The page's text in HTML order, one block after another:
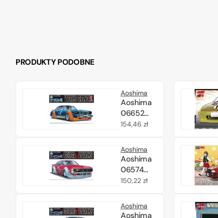
PRODUKTY PODOBNE
Aoshima
Aoshima
06652
The Hawk
No.4
Works
Grande
mark II
Cena
154,46 zł
Aoshima
Aoshima
06574
The Hawk
No.2
Celica LB
Cena
150,22 zł
Aoshima
Aoshima